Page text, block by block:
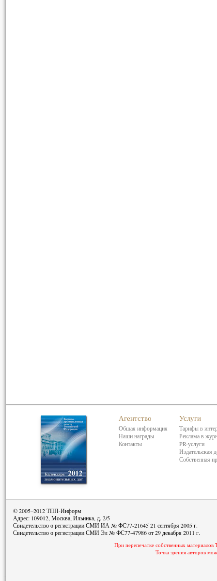
Агентство
Общая информация
Наши награды
Контакты
Услуги
Тарифы в
Реклама в
PR-услуги
Издательская
Собственная
© 2005–2012 ТПП-Информ
Адрес: 109012, Москва, Ильинка, д. 2/5
Свидетельство о регистрации СМИ ИА № ФС77-21645 21 сентября 2005 г.
Свидетельство о регистрации СМИ Эл № ФС77-47986 от 29 декабря 2011 г.
При перепечатке собственных
Точка зрения авторов